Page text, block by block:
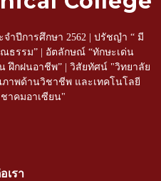
ำปีการศึกษา 2562 | ปรัชญำ “ มี
ธรรม” | อัตลักษณ์ “ทักษะเด่น
ฝึกฝนอาชีพ” | วิสัยทัศน์ "วิทยาลัย
าพด้านวิชาชีพ และเทคโนโลยี
าคมอาเซียน"
เรา